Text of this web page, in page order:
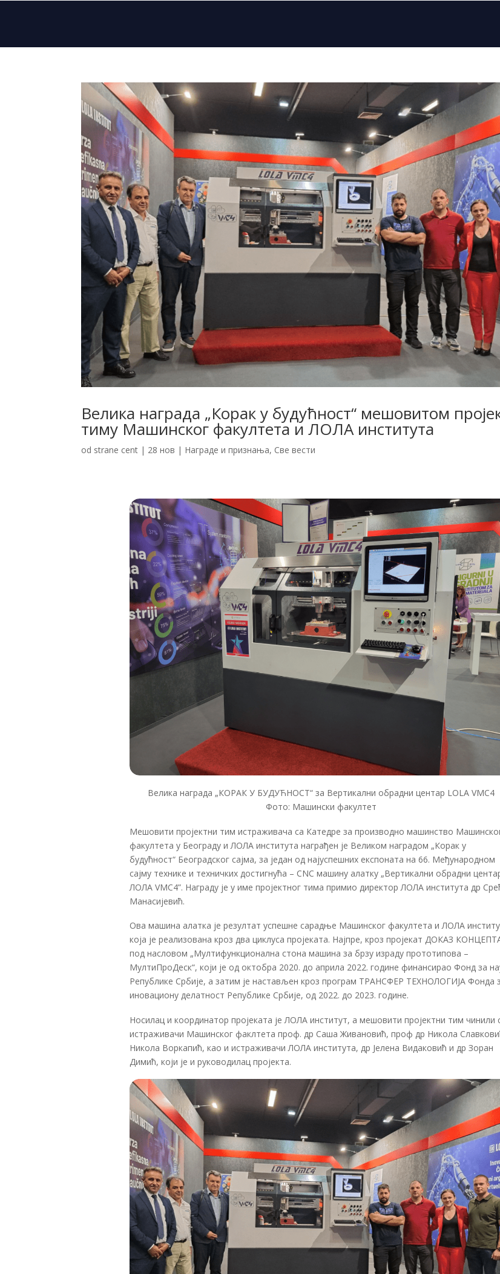
Велика награда „Корак у будућност“ мешовитом
тиму Машинског факултета и ЛОЛА института
od strane cent | 28 нов | Награде и признања, Све вести
Велика награда „КОРАК У БУДУЋНОСТ“ за Вертикални обрадни центар LOLA VMC4
Фото: Машински факултет
Мешовити пројектни тим истраживача са Катедре за производно машинство
факултета у Београду и ЛОЛА института награђен је Великом наградом „Корак у
будућност“ Београдског сајма, за један од најуспешних експоната на 66. Међународном
сајму технике и техничких достигнућа – CNC машину алатку „Вертикални обрадни
ЛОЛА VMC4”. Награду је у име пројектног тима примио директор ЛОЛА института др
Манасијевић.
Ова машина алатка је резултат успешне сарадње Машинског факултета и ЛОЛА
која је реализована кроз два циклуса пројеката. Најпре, кроз пројекат ДОКАЗ
под насловом „Мултифункционална стона машина за брзу израду прототипова –
МултиПроДеск“, који је од октобра 2020. до априла 2022. године финансирао Фонд за
Републике Србије, а затим је настављен кроз програм ТРАНСФЕР ТЕХНОЛОГИЈА Фонда
иновациону делатност Републике Србије, од 2022. до 2023. године.
Носилац и координатор пројеката је ЛОЛА институт, а мешовити пројектни тим чинили
истраживачи Машинског факлтета проф. др Саша Живановић, проф др Никола
Никола Воркапић, као и истраживачи ЛОЛА института, др Јелена Видаковић и др Зоран
Димић, који је и руководилац пројекта.